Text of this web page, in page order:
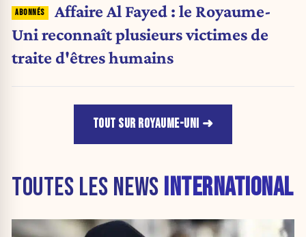
Affaire Al Fayed : le Royaume-
Uni reconnaît plusieurs victimes de
traite d'êtres humains
TOUT SUR ROYAUME-UNI
TOUTES LES NEWS INTERNATIONAL